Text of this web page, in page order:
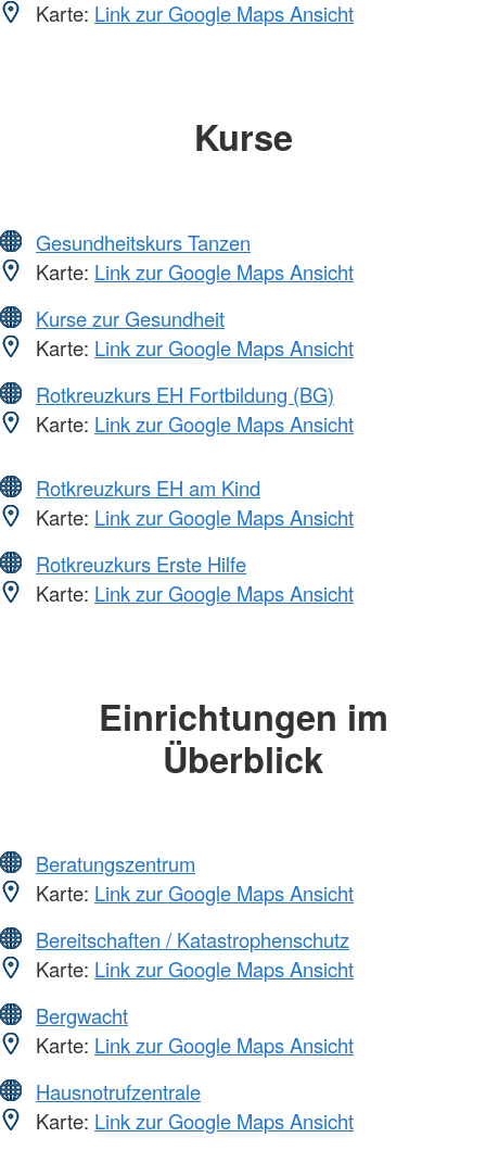
Karte: Link zur Google Maps Ansicht
Kurse
Gesundheitskurs Tanzen
Karte: Link zur Google Maps Ansicht
Kurse zur Gesundheit
Karte: Link zur Google Maps Ansicht
Rotkreuzkurs EH Fortbildung (BG)
Karte: Link zur Google Maps Ansicht
Rotkreuzkurs EH am Kind
Karte: Link zur Google Maps Ansicht
Rotkreuzkurs Erste Hilfe
Karte: Link zur Google Maps Ansicht
Einrichtungen im
Überblick
Beratungszentrum
Karte: Link zur Google Maps Ansicht
Bereitschaften / Katastrophenschutz
Karte: Link zur Google Maps Ansicht
Bergwacht
Karte: Link zur Google Maps Ansicht
Hausnotrufzentrale
Karte: Link zur Google Maps Ansicht